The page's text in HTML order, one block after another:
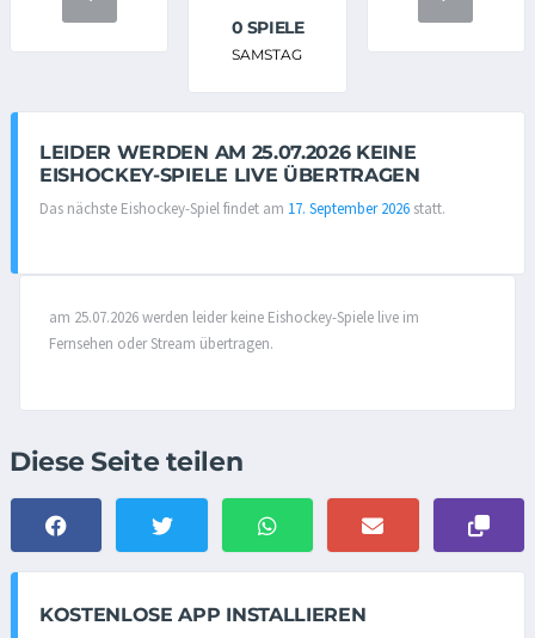
0 SPIELE
SAMSTAG
LEIDER WERDEN AM 25.07.2026 KEINE
EISHOCKEY-SPIELE LIVE ÜBERTRAGEN
Das nächste Eishockey-Spiel findet am 17. September 2026 statt.
am 25.07.2026 werden leider keine Eishockey-Spiele live im
Fernsehen oder Stream übertragen.
Diese Seite teilen
KOSTENLOSE APP INSTALLIEREN